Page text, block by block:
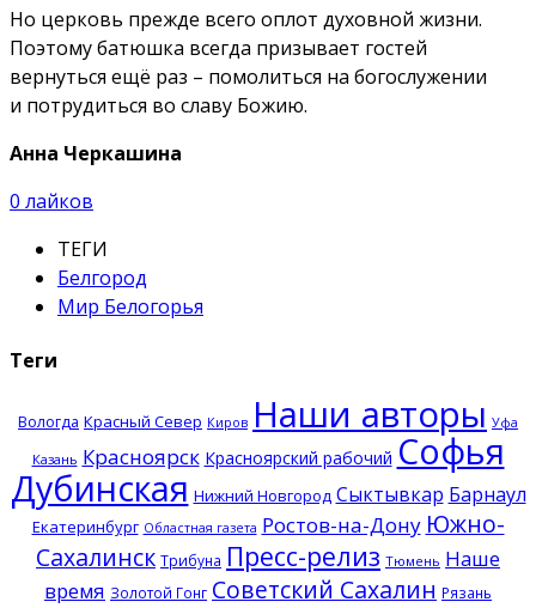
Но церковь прежде всего оплот духовной жизни.
Поэтому батюшка всегда призывает гостей
вернуться ещё раз – помолиться на богослужении
и потрудиться во славу Божию.
Анна Черкашина
0 лайков
ТЕГИ
Белгород
Мир Белогорья
Теги
Вологда Красный Север Киров Наши авторы Уфа
Казань Красноярск Красноярский рабочий Софья
Дубинская Нижний Новгород Сыктывкар Барнаул
Екатеринбург Областная газета Ростов-на-Дону Южно-
Сахалинск Трибуна Пресс-релиз Тюмень Наше
время Золотой Гонг Советский Сахалин Рязань